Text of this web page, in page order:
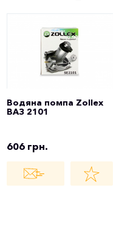
Водяна помпа Zollex
ВАЗ 2101
606 грн.